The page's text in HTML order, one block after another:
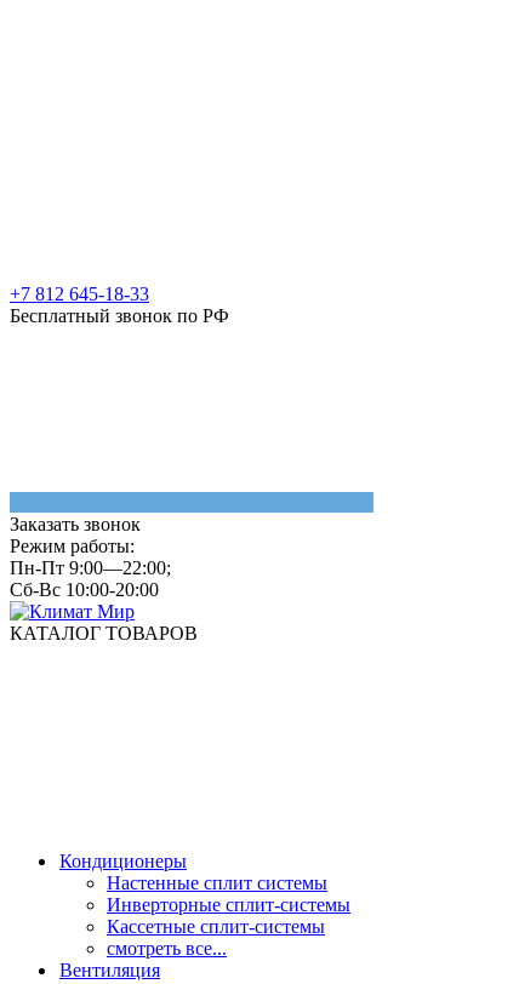
+7 812 645-18-33
Бесплатный звонок по РФ
Заказать звонок
Режим работы:
Пн-Пт 9:00—22:00;
Сб-Вс 10:00-20:00
КАТАЛОГ ТОВАРОВ
Кондиционеры
Настенные сплит системы
Инверторные сплит-системы
Кассетные сплит-системы
смотреть все...
Вентиляция